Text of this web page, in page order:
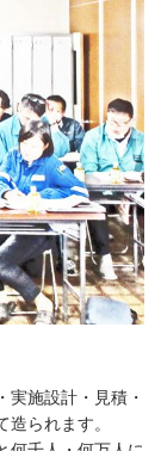
施設計・見積・
られます。